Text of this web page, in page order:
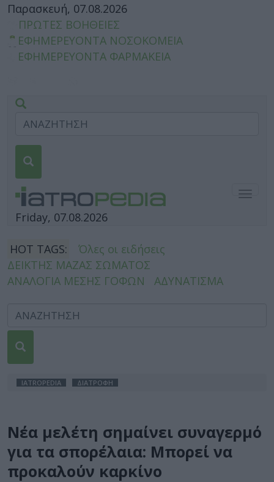
Παρασκευή, 07.08.2026
ΠΡΩΤΕΣ ΒΟΗΘΕΙΕΣ
ΕΦΗΜΕΡΕΥΟΝΤΑ ΝΟΣΟΚΟΜΕΙΑ
ΕΦΗΜΕΡΕΥΟΝΤΑ ΦΑΡΜΑΚΕΙΑ
Friday, 07.08.2026
HOT TAGS:
Όλες οι ειδήσεις
ΔΕΙΚΤΗΣ ΜΑΖΑΣ ΣΩΜΑΤΟΣ
ΑΝΑΛΟΓΙΑ ΜΕΣΗΣ ΓΟΦΩΝ
ΑΔΥΝΑΤΙΣΜΑ
IATROPEDIA ΔΙΑΤΡΟΦΗ
Νέα μελέτη σημαίνει συναγερμό
για τα σπορέλαια: Μπορεί να
προκαλούν καρκίνο